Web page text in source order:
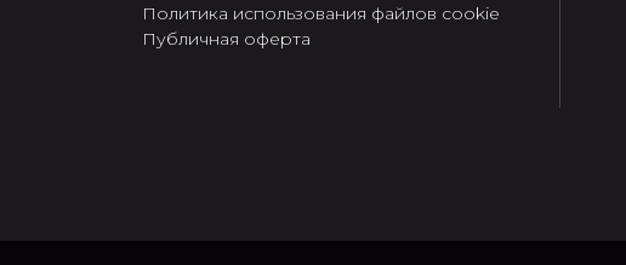
Политика использования файлов cookie
Публичная оферта